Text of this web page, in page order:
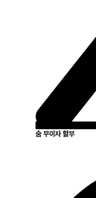
숨 무이자 할부